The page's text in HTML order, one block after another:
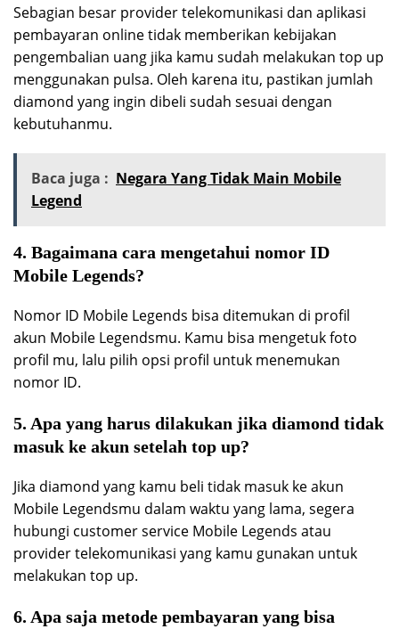
Sebagian besar provider telekomunikasi dan aplikasi
pembayaran online tidak memberikan kebijakan
pengembalian uang jika kamu sudah melakukan top up
menggunakan pulsa. Oleh karena itu, pastikan jumlah
diamond yang ingin dibeli sudah sesuai dengan
kebutuhanmu.
Baca juga : Negara Yang Tidak Main Mobile
Legend
4. Bagaimana cara mengetahui nomor ID
Mobile Legends?
Nomor ID Mobile Legends bisa ditemukan di profil
akun Mobile Legendsmu. Kamu bisa mengetuk foto
profil mu, lalu pilih opsi profil untuk menemukan
nomor ID.
5. Apa yang harus dilakukan jika diamond tidak
masuk ke akun setelah top up?
Jika diamond yang kamu beli tidak masuk ke akun
Mobile Legendsmu dalam waktu yang lama, segera
hubungi customer service Mobile Legends atau
provider telekomunikasi yang kamu gunakan untuk
melakukan top up.
6. Apa saja metode pembayaran yang bisa